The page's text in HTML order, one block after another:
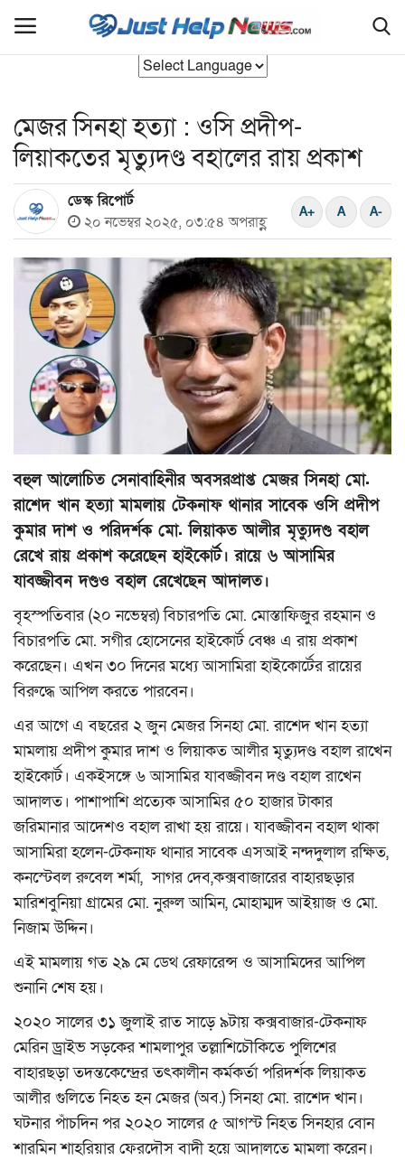
হোম
বাংলাদেশ
যুক্তরাজ‍্য
আন্তর্জাতিক
রাজনীতি
সিলেট বিভাগ
এক্সক্লুসিভ
প্রবাস
সংবাদ বিজ্ঞপ্তি
সাহিত্য
প্রযুক্তি
জাষ্ট হেল্প চ্যারিটি
স্বাস্থ্য
খেলাধুলা
বিনোদন
ক্যাম্পাস
লাইফস্টাইল
যোগাযোগ
ধর্ম ও জীবন
ভিডিও
রকমারি
ফটোগ্যালারী
মেজর সিনহা হত্যা : ওসি প্রদীপ-
লিয়াকতের মৃত্যুদণ্ড বহালের রায় প্রকাশ
ডেস্ক রিপোর্ট
২০ নভেম্বর ২০২৫, ০৩:৫৪ অপরাহ্ণ
বহুল আলোচিত সেনাবাহিনীর অবসরপ্রাপ্ত মেজর সিনহা মো.
রাশেদ খান হত্যা মামলায় টেকনাফ থানার সাবেক ওসি প্রদীপ
কুমার দাশ ও পরিদর্শক মো. লিয়াকত আলীর মৃত্যুদণ্ড বহাল
রেখে রায় প্রকাশ করেছেন হাইকোর্ট। রায়ে ৬ আসামির
যাবজ্জীবন দণ্ডও বহাল রেখেছেন আদালত।
বৃহস্পতিবার (২০ নভেম্বর) বিচারপতি মো. মোস্তাফিজুর রহমান ও
বিচারপতি মো. সগীর হোসেনের হাইকোর্ট বেঞ্চ এ রায় প্রকাশ
করেছেন। এখন ৩০ দিনের মধ্যে আসামিরা হাইকোর্টের রায়ের
বিরুদ্ধে আপিল করতে পারবেন।
এর আগে এ বছরের ২ জুন মেজর সিনহা মো. রাশেদ খান হত্যা
মামলায় প্রদীপ কুমার দাশ ও লিয়াকত আলীর মৃত্যুদণ্ড বহাল রাখেন
হাইকোর্ট। একইসঙ্গে ৬ আসামির যাবজ্জীবন দণ্ড বহাল রাখেন
আদালত। পাশাপাশি প্রত্যেক আসামির ৫০ হাজার টাকার
জরিমানার আদেশও বহাল রাখা হয় রায়ে। যাবজ্জীবন বহাল থাকা
আসামিরা হলেন-টেকনাফ থানার সাবেক এসআই নন্দদুলাল রক্ষিত,
কনস্টেবল রুবেল শর্মা, সাগর দেব,কক্সবাজারের বাহারছড়ার
মারিশবুনিয়া গ্রামের মো. নুরুল আমিন, মোহাম্মদ আইয়াজ ও মো.
নিজাম উদ্দিন।
এই মামলায় গত ২৯ মে ডেথ রেফারেন্স ও আসামিদের আপিল
শুনানি শেষ হয়।
২০২০ সালের ৩১ জুলাই রাত সাড়ে ৯টায় কক্সবাজার-টেকনাফ
মেরিন ড্রাইভ সড়কের শামলাপুর তল্লাশিচৌকিতে পুলিশের
বাহারছড়া তদন্তকেন্দ্রের তৎকালীন কর্মকর্তা পরিদর্শক লিয়াকত
আলীর গুলিতে নিহত হন মেজর (অব.) সিনহা মো. রাশেদ খান।
ঘটনার পাঁচদিন পর ২০২০ সালের ৫ আগস্ট নিহত সিনহার বোন
শারমিন শাহরিয়ার ফেরদৌস বাদী হয়ে আদালতে মামলা করেন।